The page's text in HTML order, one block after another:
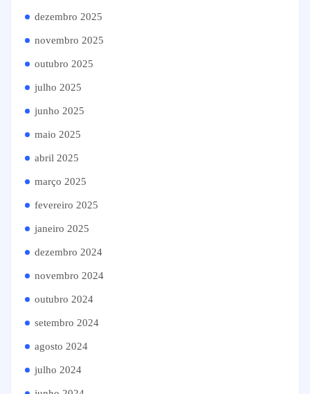
dezembro 2025
novembro 2025
outubro 2025
julho 2025
junho 2025
maio 2025
abril 2025
março 2025
fevereiro 2025
janeiro 2025
dezembro 2024
novembro 2024
outubro 2024
setembro 2024
agosto 2024
julho 2024